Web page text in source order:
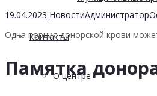
Контакты
О центре
19.04.2023 НовостиАдминистратор
Одна порция донорской крови
Памятка